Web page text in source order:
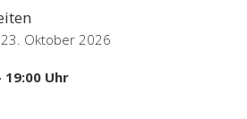
23. Oktober 2026
19:00 Uhr